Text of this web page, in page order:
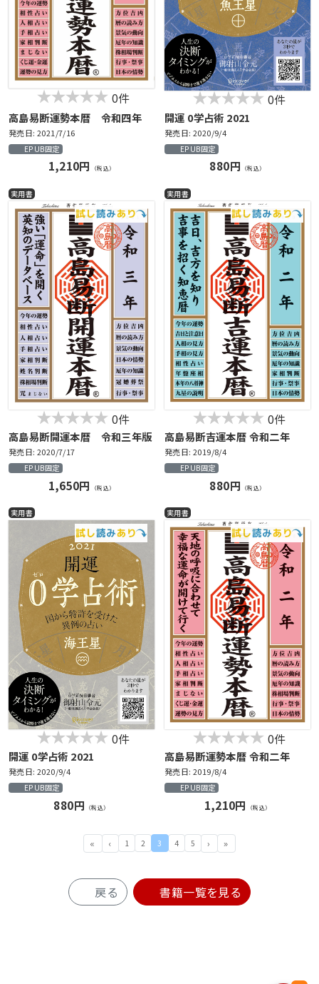
0件
高島易断運勢本暦 令和四年
発売日: 2021/7/16
EPUB固定
1,210円 （税込）
0件
開運 0学占術 2021
発売日: 2020/9/4
EPUB固定
880円 （税込）
実用書
0件
高島易断開運本暦 令和三年版
発売日: 2020/7/17
EPUB固定
1,650円 （税込）
実用書
0件
高島易断吉運本暦 令和二年
発売日: 2019/8/4
EPUB固定
880円 （税込）
実用書
0件
開運 0学占術 2021
発売日: 2020/9/4
EPUB固定
880円 （税込）
実用書
0件
高島易断運勢本暦 令和二年
発売日: 2019/8/4
EPUB固定
1,210円 （税込）
1 2 3 4 5
戻る 書籍一覧を見る